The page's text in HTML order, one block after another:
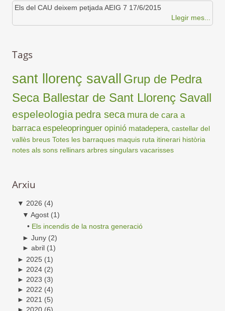
Els del CAU deixem petjada AEIG 7 17/6/2015
Llegir mes...
Tags
sant llorenç savall Grup de Pedra
Seca Ballestar de Sant Llorenç Savall
espeleologia pedra seca mura de cara a
barraca espeleopringuer opinió matadepera,castellar del
vallès breus Totes les barraques maquis ruta itinerari història
notes als sons rellinars arbres singulars vacarisses
Arxiu
▼ 2026 (4)
▼ Agost (1)
• Els incendis de la nostra generació
► Juny (2)
► abril (1)
► 2025 (1)
► 2024 (2)
► 2023 (3)
► 2022 (4)
► 2021 (5)